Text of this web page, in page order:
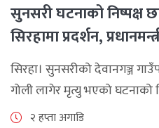
सुनसरी घटनाको निष्पक्ष
सिरहामा प्रदर्शन,
माग
सिरहा। सुनसरीको देवानगञ्ज
गोली लागेर मृत्यु भएको घटनाको
नगरपालिका–८ पुरानो चोक
२ हप्ता अगाडि